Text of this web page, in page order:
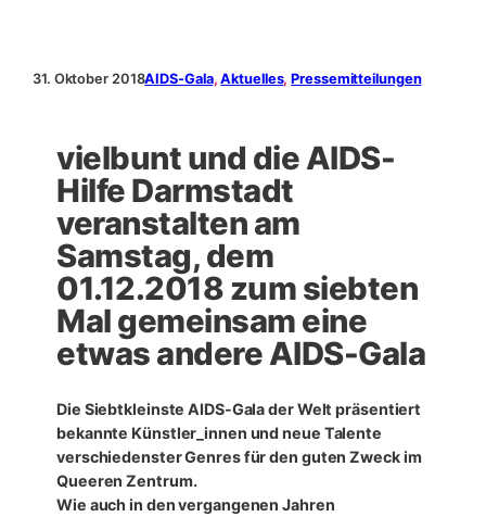
31. Oktober 2018AIDS-Gala, Aktuelles, Pressemitteilungen
vielbunt und die AIDS-
Hilfe Darmstadt
veranstalten am
Samstag, dem
01.12.2018 zum siebten
Mal gemeinsam eine
etwas andere AIDS-Gala
Die Siebtkleinste AIDS-Gala der Welt präsentiert
bekannte Künstler_innen und neue Talente
verschiedenster Genres für den guten Zweck im
Queeren Zentrum.
Wie auch in den vergangenen Jahren